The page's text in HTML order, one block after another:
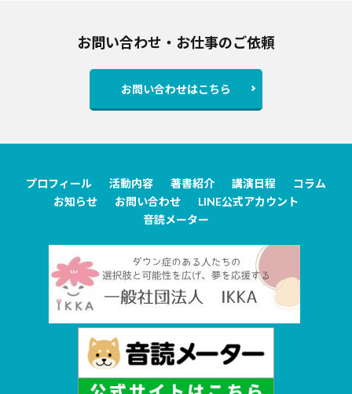
お問い合わせ・お仕事のご依頼
お問い合わせはこちら
プロフィール 活動内容 著書紹介 講演日程
コラム
お知らせ
お問い合わせ
LINE公式アカウント
音読メーター